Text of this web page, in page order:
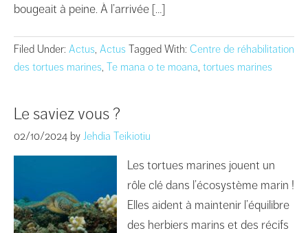
bougeait à peine. À l’arrivée […]
Filed Under: Actus, Actus Tagged With: Centre de réhabilitation
des tortues marines, Te mana o te moana, tortues marines
Le saviez vous ?
02/10/2024 by Jehdia Teikiotiu
Les tortues marines jouent un
rôle clé dans l’écosystème marin !
Elles aident à maintenir l’équilibre
des herbiers marins et des récifs